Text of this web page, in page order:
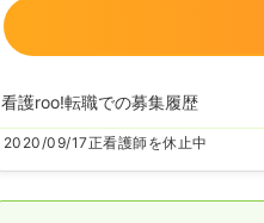
看護roo!転職での募集履歴
2020/09/17正看護師を休止中